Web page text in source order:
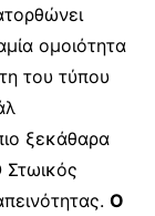
ομοιότητα
του τύπου
ξεκάθαρα
Ο